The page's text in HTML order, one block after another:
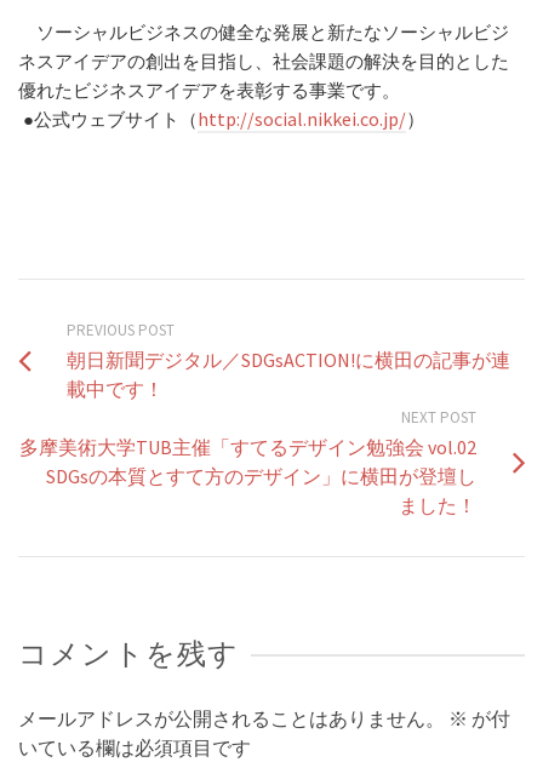
ソーシャルビジネスの健全な発展と新たなソーシャルビジ
ネスアイデアの創出を目指し、社会課題の解決を目的とした
優れたビジネスアイデアを表彰する事業です。
●公式ウェブサイト（http://social.nikkei.co.jp/）
PREVIOUS POST
朝日新聞デジタル／SDGsACTION!に横田の記事が連
載中です！
NEXT POST
多摩美術大学TUB主催「すてるデザイン勉強会 vol.02
SDGsの本質とすて方のデザイン」に横田が登壇し
ました！
コメントを残す
メールアドレスが公開されることはありません。 ※ が付
いている欄は必須項目です